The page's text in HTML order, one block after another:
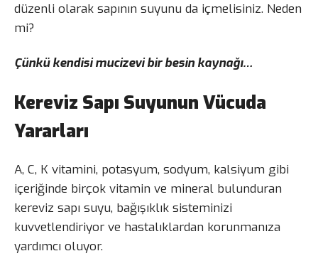
düzenli olarak sapının suyunu da içmelisiniz. Neden
mi?
Çünkü kendisi mucizevi bir besin kaynağı…
Kereviz Sapı Suyunun Vücuda
Yararları
A, C, K vitamini, potasyum, sodyum, kalsiyum gibi
içeriğinde birçok vitamin ve mineral bulunduran
kereviz sapı suyu, bağışıklık sisteminizi
kuvvetlendiriyor ve hastalıklardan korunmanıza
yardımcı oluyor.